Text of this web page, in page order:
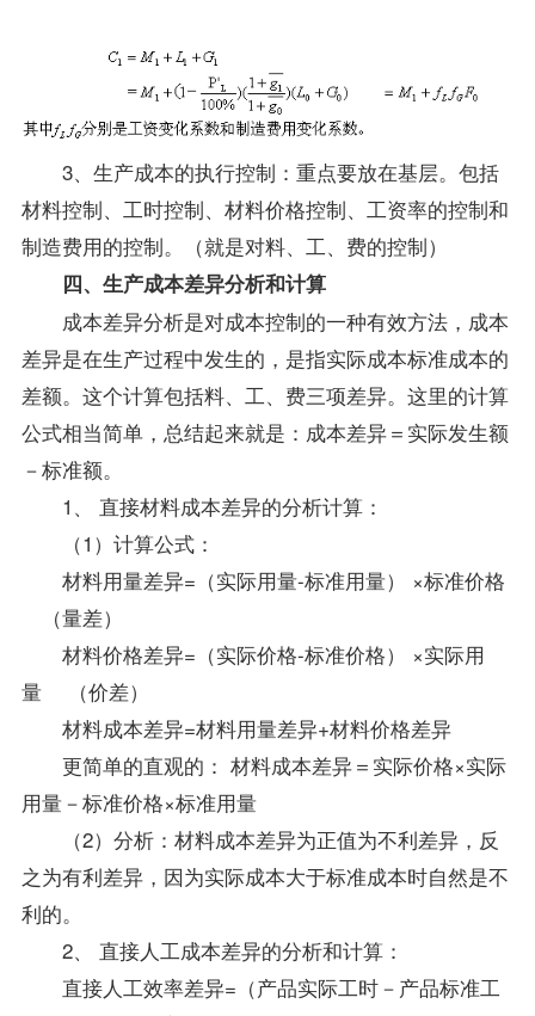
3、生产成本的执行控制：重点要放在基层。包括
材料控制、工时控制、材料价格控制、工资率的控制和
制造费用的控制。（就是对料、工、费的控制）
四、生产成本差异分析和计算
成本差异分析是对成本控制的一种有效方法，成本
差异是在生产过程中发生的，是指实际成本标准成本的
差额。这个计算包括料、工、费三项差异。这里的计算
公式相当简单，总结起来就是：成本差异＝实际发生额
－标准额。
1、 直接材料成本差异的分析计算：
（1）计算公式：
材料用量差异=（实际用量-标准用量） ×标准价格
（量差）
材料价格差异=（实际价格-标准价格） ×实际用
量 （价差）
材料成本差异=材料用量差异+材料价格差异
更简单的直观的： 材料成本差异＝实际价格×实际
用量－标准价格×标准用量
（2）分析：材料成本差异为正值为不利差异，反
之为有利差异，因为实际成本大于标准成本时自然是不
利的。
2、 直接人工成本差异的分析和计算：
直接人工效率差异=（产品实际工时－产品标准工